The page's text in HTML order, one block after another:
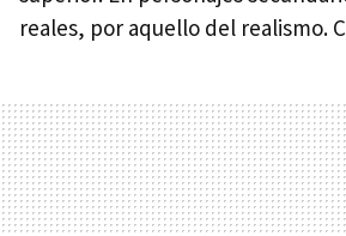
reales, por aquello del realismo.